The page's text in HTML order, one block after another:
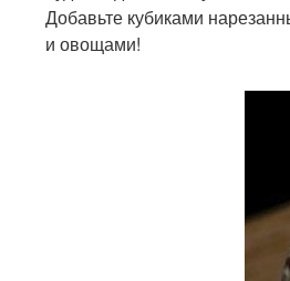
Добавьте кубиками
и овощами!